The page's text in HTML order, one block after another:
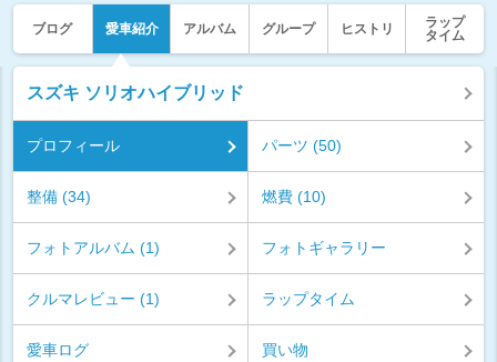
ブログ 愛車紹介 アルバム グループ ヒストリ
ラップ
タイム
スズキ ソリオハイブリッド
プロフィール パーツ (50)
整備 (34) 燃費 (10)
フォトアルバム (1) フォトギャラリー
クルマレビュー (1) ラップタイム
愛車ログ 買い物